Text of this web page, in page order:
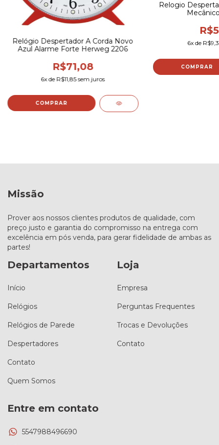
Relógio Despertador A Corda Novo
Azul Alarme Forte Herweg 2206
R$71,08
6x de R$11,85sem juros
COMPRAR
Relogio
6x de
COMPRAR
Missão
Prover aos nossos clientes produtos de qualidade, com
preço justo e garantia do compromisso na entrega com
excelência em pós venda, para gerar fidelidade de ambas as
partes!
Departamentos
Início
Relógios
Relógios de Parede
Despertadores
Contato
Quem Somos
Loja
Empresa
Perguntas Frequentes
Trocas e Devoluções
Contato
Entre em contato
5547988496690